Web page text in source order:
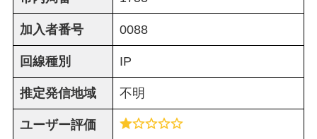
加入者番号 0088
回線種別 IP
推定発信地域 不明
ユーザー評価